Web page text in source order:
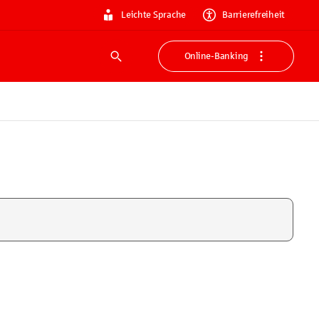
Leichte Sprache Barrierefreiheit
Suche
Online-Banking